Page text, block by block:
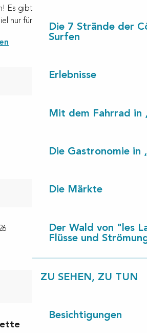
Die 7 Strände der
Surfen
Erlebnisse
Mit dem Fahrrad in
Die Gastronomie in
Die Märkte
Der Wald von "les
Flüsse und
ZU SEHEN, ZU TUN
Besichtigungen
Es gibt auch eine Animation für
nur für Damen. Die Show 100%...